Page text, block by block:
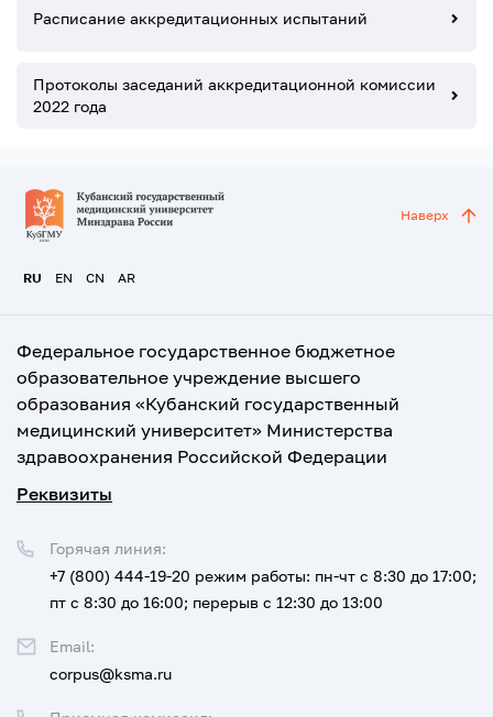
Расписание аккредитационных испытаний
Протоколы заседаний аккредитационной комиссии
2022 года
RU EN CN AR
Наверх
Федеральное государственное бюджетное
образовательное учреждение высшего
образования «Кубанский государственный
медицинский университет» Министерства
здравоохранения Российской Федерации
Реквизиты
Горячая линия:
+7 (800) 444-19-20 режим работы: пн-чт с 8:30 до 17:00;
пт с 8:30 до 16:00; перерыв с 12:30 до 13:00
Email:
corpus@ksma.ru